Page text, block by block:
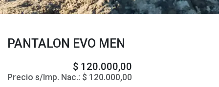
PANTALON EVO MEN
$ 120.000,00
Precio s/Imp. Nac.: $ 120.000,00